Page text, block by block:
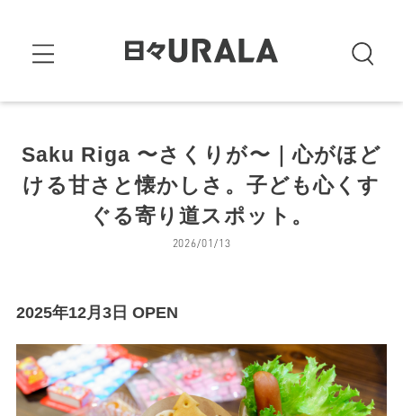
Saku Riga 〜さくりが〜｜心がほど
ける甘さと懐かしさ。子ども心くす
ぐる寄り道スポット。
2026/01/13
2025年12月3日 OPEN